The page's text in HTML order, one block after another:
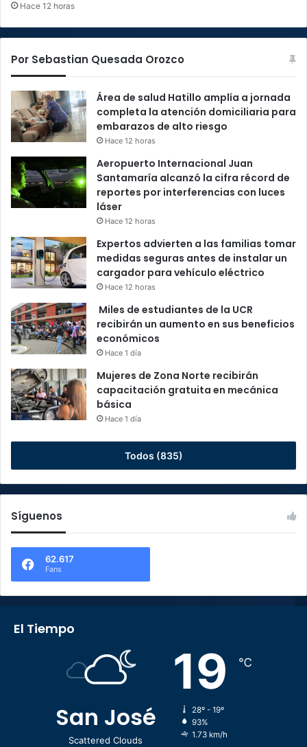
Hace 12 horas
Por Sebastian Quesada Orozco
Área de salud Hatillo amplía a jornada
completa la atención domiciliaria para
embarazos de alto riesgo
Hace 12 horas
Aeropuerto Internacional Juan
Santamaría alcanzó la cifra récord de
reportes por interferencias con luces
láser
Hace 12 horas
Expertos advierten a las familias tomar
medidas seguras antes de instalar un
cargador para vehículo eléctrico
Hace 12 horas
Miles de estudiantes de la UCR
recibirán un aumento en sus beneficios
económicos
Hace 1 día
Mujeres de Zona Norte recibirán
capacitación gratuita en mecánica
básica
Hace 1 día
Todos (835)
Síguenos
62.617
Fans
El Tiempo
San José
Scattered Clouds
19 ℃
28º - 19º
93%
1.73 km/h